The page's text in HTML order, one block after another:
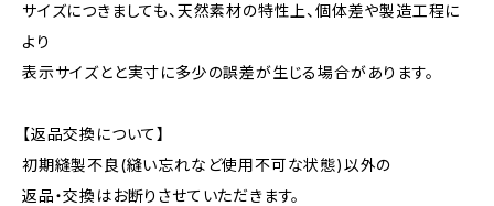
サイズにつきましても、天然素材の特性上、個体差や製造工程に
より
表示サイズとと実寸に多少の誤差が生じる場合があります。
【返品交換について】
初期縫製不良(縫い忘れなど使用不可な状態)以外の
返品・交換はお断りさせていただきます。